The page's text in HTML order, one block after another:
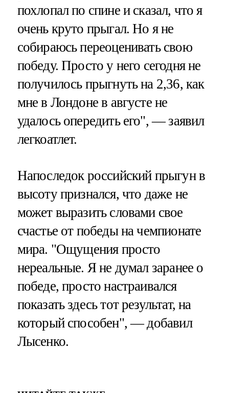
похлопал по спине и сказал, что я
очень круто прыгал. Но я не
собираюсь переоценивать свою
победу. Просто у него сегодня не
получилось прыгнуть на 2,36, как
мне в Лондоне в августе не
удалось опередить его", — заявил
легкоатлет.
Напоследок российский прыгун в
высоту признался, что даже не
может выразить словами свое
счастье от победы на чемпионате
мира. "Ощущения просто
нереальные. Я не думал заранее о
победе, просто настраивался
показать здесь тот результат, на
который способен", — добавил
Лысенко.